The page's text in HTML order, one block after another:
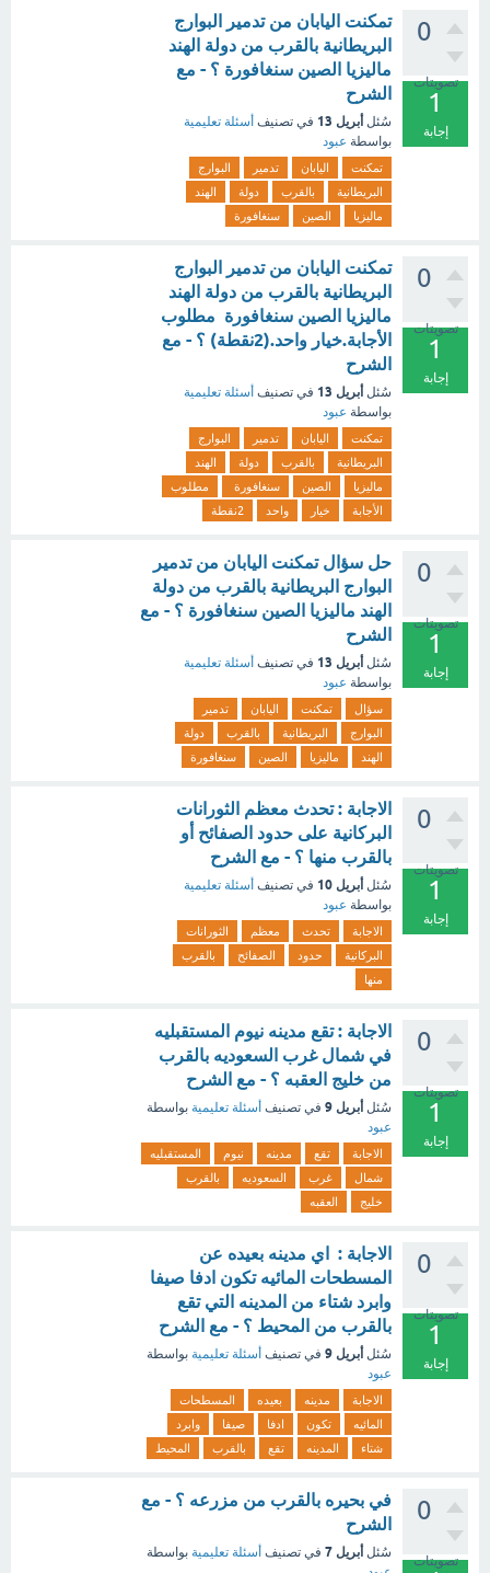
0
تصويتات
1
إجابة
تمكنت اليابان من تدمير البوارج
البريطانية بالقرب من دولة الهند
ماليزيا الصين سنغافورة ؟ - مع
الشرح
سُئل أبريل 13 في تصنيف أسئلة تعليمية
بواسطة عبود
تمكنت اليابان تدمير
البوارج
البريطانية
بالقرب دولة
الهند
ماليزيا
الصين سنغافورة
0
تصويتات
1
إجابة
تمكنت اليابان من تدمير البوارج
البريطانية بالقرب من دولة الهند
ماليزيا الصين سنغافورة مطلوب
الأجابة.خيار واحد.(2نقطة) ؟ - مع
الشرح
سُئل أبريل 13 في تصنيف أسئلة تعليمية
بواسطة عبود
تمكنت اليابان تدمير
البوارج
البريطانية
بالقرب دولة
الهند
ماليزيا
الصين سنغافورة
مطلوب
الأجابة
خيار واحد 2نقطة
0
تصويتات
1
إجابة
حل سؤال تمكنت اليابان من تدمير
البوارج البريطانية بالقرب من دولة
الهند ماليزيا الصين سنغافورة ؟ - مع
الشرح
سُئل أبريل 13 في تصنيف أسئلة تعليمية
بواسطة عبود
سؤال تمكنت اليابان
تدمير
البوارج
البريطانية بالقرب
دولة
الهند
ماليزيا الصين سنغافورة
0
تصويتات
1
إجابة
الاجابة : تحدث معظم الثورانات
البركانية على حدود الصفائح أو
بالقرب منها ؟ - مع الشرح
سُئل أبريل 10 في تصنيف أسئلة تعليمية
بواسطة عبود
الاجابة تحدث معظم
الثورانات
البركانية
حدود الصفائح
بالقرب
منها
0
تصويتات
1
إجابة
الاجابة : تقع مدينه نيوم المستقبليه
في شمال غرب السعوديه بالقرب
من خليج العقبه ؟ - مع الشرح
سُئل أبريل 9 في تصنيف أسئلة تعليمية بواسطة
عبود
الاجابة تقع مدينه نيوم
المستقبليه
شمال
غرب السعوديه
بالقرب
خليج
العقبه
0
تصويتات
1
إجابة
الاجابة : اي مدينه بعيده عن
المسطحات المائيه تكون ادفا صيفا
وابرد شتاء من المدينه التي تقع
بالقرب من المحيط ؟ - مع الشرح
سُئل أبريل 9 في تصنيف أسئلة تعليمية بواسطة
عبود
الاجابة مدينه بعيده
المسطحات
المائيه
تكون ادفا صيفا
وابرد
شتاء
المدينه تقع بالقرب المحيط
0
تصويتات
في بحيره بالقرب من مزرعه ؟ - مع
الشرح
سُئل أبريل 7 في تصنيف أسئلة تعليمية بواسطة